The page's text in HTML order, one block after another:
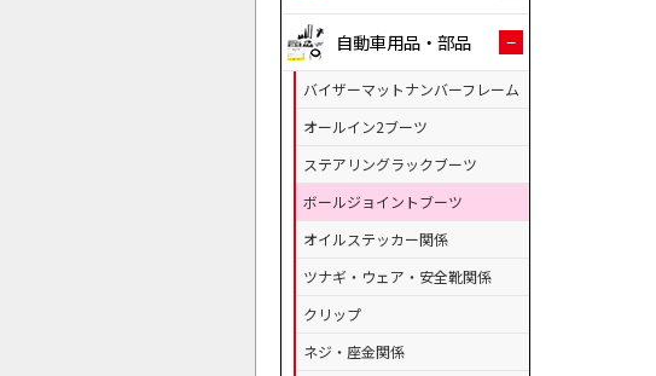
自動車用品・部品
バイザーマットナンバーフレーム
オールイン2ブーツ
ステアリングラックブーツ
ボールジョイントブーツ
オイルステッカー関係
ツナギ・ウェア・安全靴関係
クリップ
ネジ・座金関係